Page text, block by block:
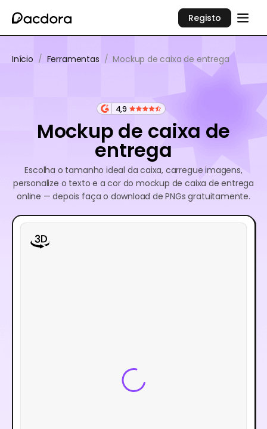
Registo
Início / Ferramentas / Mockup de caixa de entrega
4,9
Mockup de caixa de
entrega
Escolha o tamanho ideal da caixa, carregue imagens,
personalize o texto e a cor do mockup de caixa de entrega
online — depois faça o download de PNGs gratuitamente.